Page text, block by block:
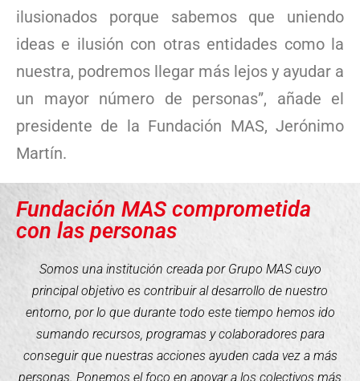
ilusionados porque sabemos que uniendo
ideas e ilusión con otras entidades como la
nuestra, podremos llegar más lejos y ayudar a
un mayor número de personas”, añade el
presidente de la Fundación MAS, Jerónimo
Martín.
Fundación MAS comprometida
con las personas
Somos una institución creada por Grupo MAS cuyo
principal objetivo es contribuir al desarrollo de nuestro
entorno, por lo que durante todo este tiempo hemos ido
sumando recursos, programas y colaboradores para
conseguir que nuestras acciones ayuden cada vez a más
personas. Ponemos el foco en apoyar a los colectivos más